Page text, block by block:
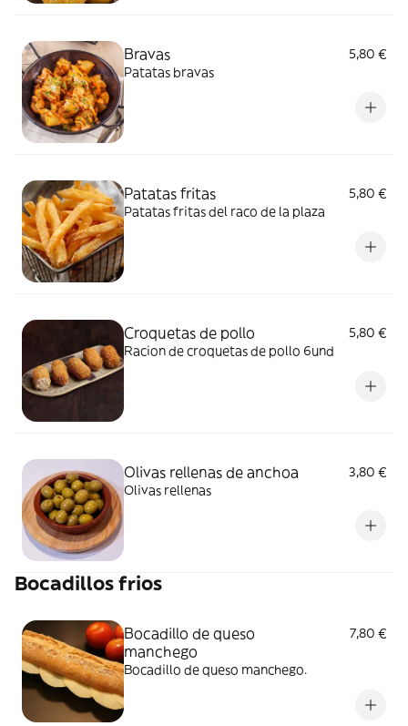
Bravas
5,80 €
Patatas bravas
Patatas fritas
5,80 €
Patatas fritas del raco de la plaza
Croquetas de pollo
5,80 €
Racion de croquetas de pollo 6und
Olivas rellenas de anchoa
3,80 €
Olivas rellenas
Bocadillos frios
Bocadillo de queso
manchego
7,80 €
Bocadillo de queso manchego.